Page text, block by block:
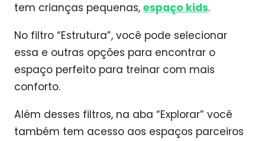
tem crianças pequenas, espaço kids.
No filtro “Estrutura”, você pode selecionar
essa e outras opções para encontrar o
espaço perfeito para treinar com mais
conforto.
Além desses filtros, na aba “Explorar” você
também tem acesso aos espaços parceiros